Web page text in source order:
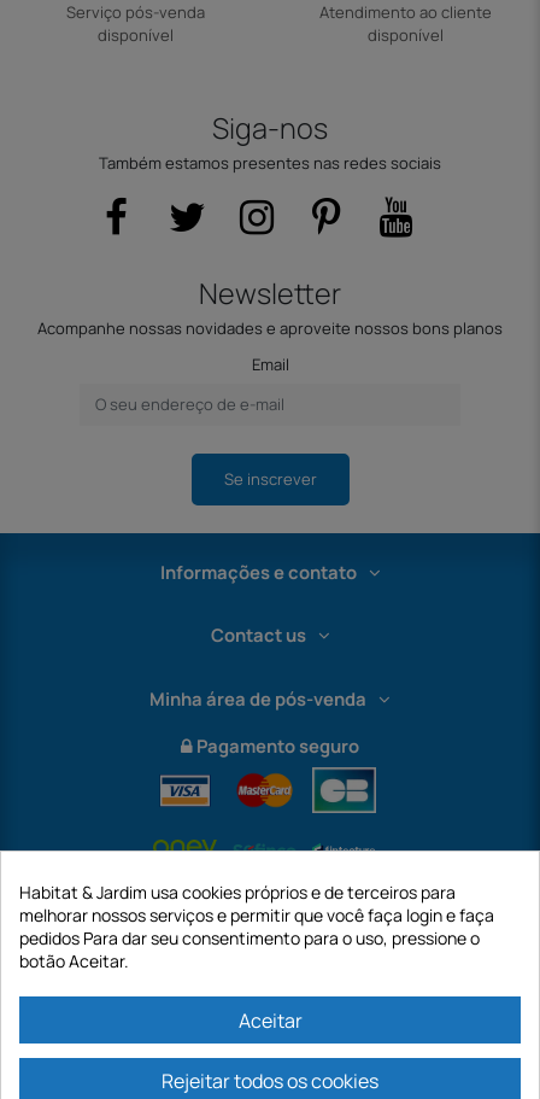
Serviço pós-venda
disponível
Atendimento ao cliente
disponível
Siga-nos
Também estamos presentes nas redes sociais
Newsletter
Acompanhe nossas novidades e aproveite nossos bons planos
Email
Se inscrever
Informações e contato
Contact us
Minha área de pós-venda
Pagamento seguro
Habitat & Jardim usa cookies próprios e de terceiros para
melhorar nossos serviços e permitir que você faça login e faça
pedidos Para dar seu consentimento para o uso, pressione o
botão Aceitar.
Aceitar
Rejeitar todos os cookies